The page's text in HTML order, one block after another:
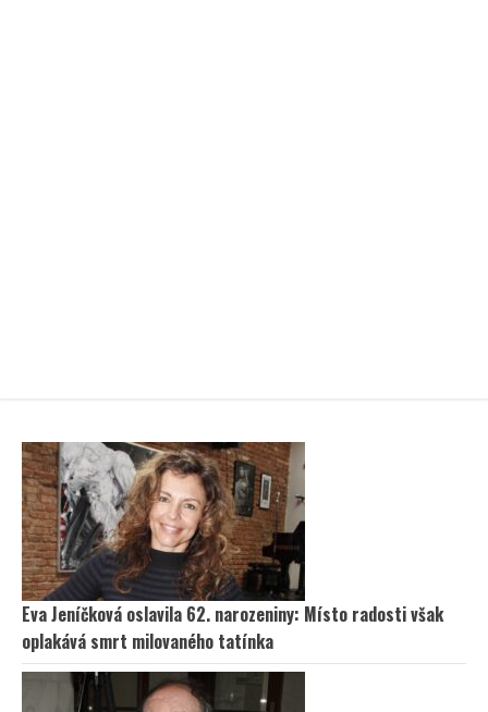
Eva Jeníčková oslavila 62. narozeniny: Místo radosti však
oplakává smrt milovaného tatínka